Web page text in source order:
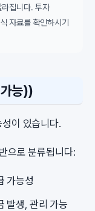
집니다. 투자
자료를 확인하시기
능))
이 있습니다.
으로 분류됩니다:
가능성
발생, 관리 가능